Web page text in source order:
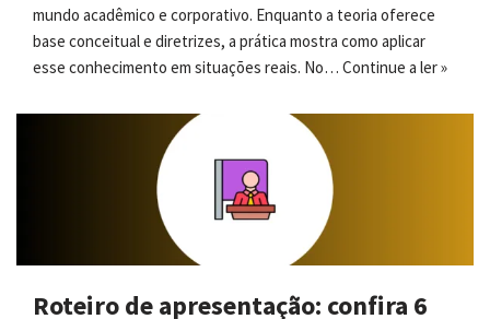
mundo acadêmico e corporativo. Enquanto a teoria oferece
base conceitual e diretrizes, a prática mostra como aplicar
esse conhecimento em situações reais. No… Continue a ler »
Roteiro de apresentação: confira 6